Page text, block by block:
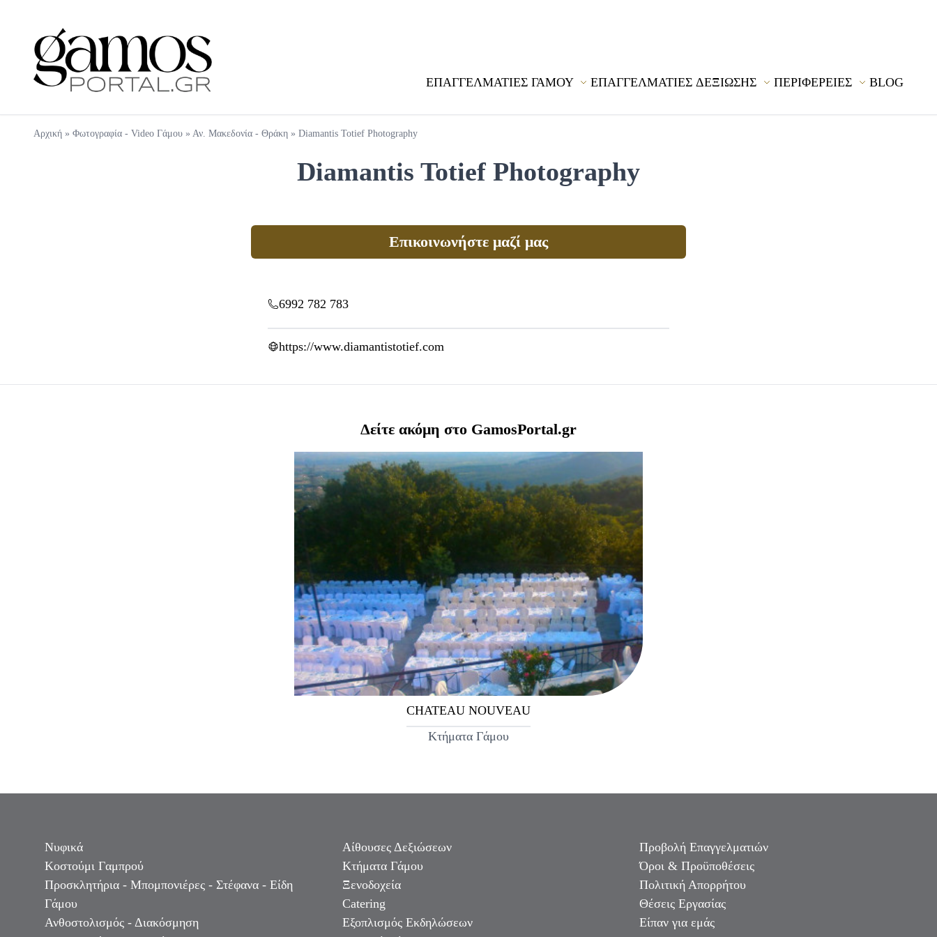
ΕΠΑΓΓΕΛΜΑΤΙΕΣ ΓΑΜΟΥ ΕΠΑΓΓΕΛΜΑΤΙΕΣ ΔΕΞΙΩΣΗΣ ΠΕΡΙΦΕΡΕΙΕΣ BLOG
Αρχική » Φωτογραφία - Video Γάμου » Αν. Μακεδονία - Θράκη » Diamantis Totief Photography
Diamantis Totief Photography
Επικοινωνήστε μαζί μας
6992 782 783
https://www.diamantistotief.com
Δείτε ακόμη στο GamosPortal.gr
CHATEAU NOUVEAU
Κτήματα Γάμου
Νυφικά
Κοστούμι Γαμπρού
Προσκλητήρια - Μπομπονιέρες - Στέφανα - Είδη
Γάμου
Ανθοστολισμός - Διακόσμηση
Αίθουσες Δεξιώσεων
Κτήματα Γάμου
Ξενοδοχεία
Catering
Εξοπλισμός Εκδηλώσεων
Προβολή Επαγγελματιών
Όροι & Προϋποθέσεις
Πολιτική Απορρήτου
Θέσεις Εργασίας
Είπαν για εμάς